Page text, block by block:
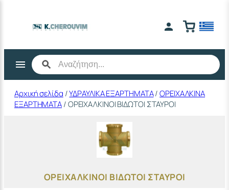
περιεχόμενο
Αρχική σελίδα /ΥΔΡΑΥΛΙΚΑ ΕΞΑΡΤΗΜΑΤΑ/ΟΡΕΙΧΑΛΚΙΝΑ
ΕΞΑΡΤΗΜΑΤΑ/ ΟΡΕΙΧΑΛΚΙΝΟΙ ΒΙΔΩΤΟΙ ΣΤΑΥΡΟΙ
ΟΡΕΙΧΑΛΚΙΝΟΙ ΒΙΔΩΤΟΙ ΣΤΑΥΡΟΙ